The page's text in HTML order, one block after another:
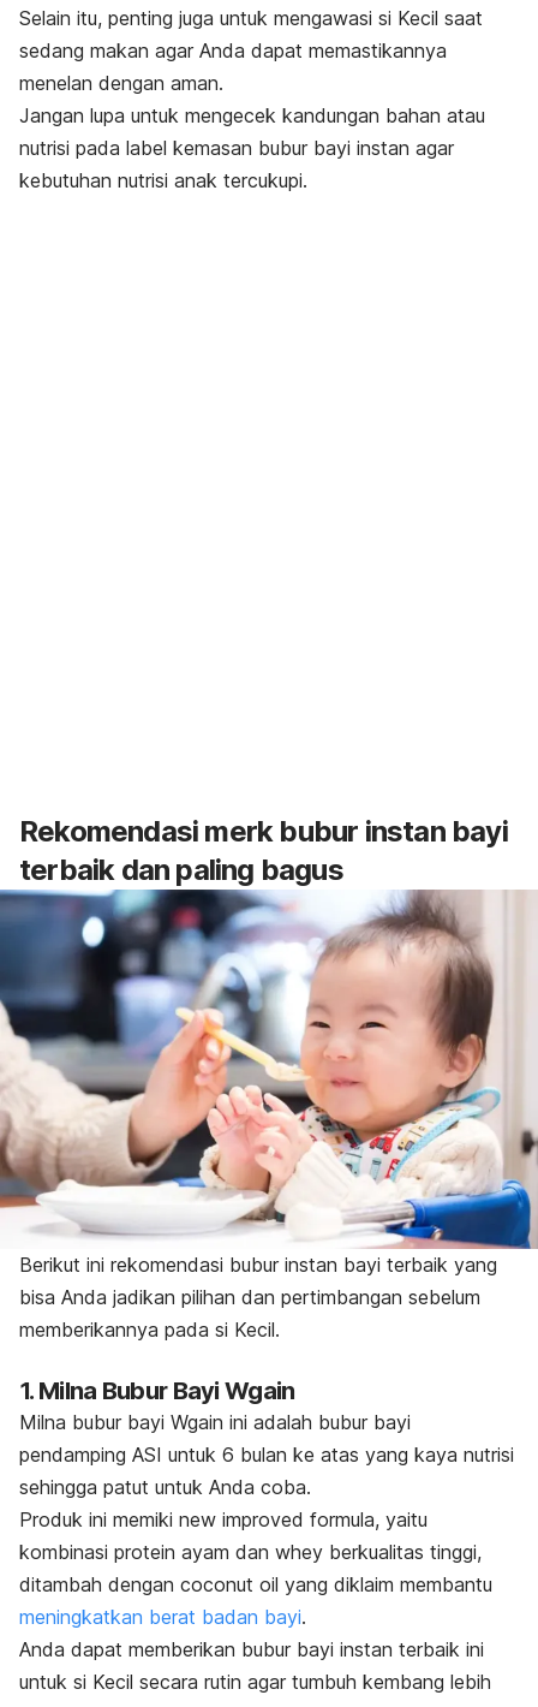
Selain itu, penting juga untuk mengawasi si Kecil saat
sedang makan agar Anda dapat memastikannya
menelan dengan aman.
Jangan lupa untuk mengecek kandungan bahan atau
nutrisi pada label kemasan bubur bayi instan agar
kebutuhan nutrisi anak tercukupi.
Rekomendasi merkbubur instan bayi
terbaik dan paling bagus
Berikut ini rekomendasi bubur instan bayi terbaik yang
bisa Anda jadikan pilihan dan pertimbangan sebelum
memberikannya pada si Kecil.
1. Milna Bubur Bayi Wgain
Milna bubur bayi Wgain ini adalah bubur bayi
pendamping ASI untuk 6 bulan ke atas yang kaya nutrisi
sehingga patut untuk Anda coba.
Produk ini memiki new improved formula, yaitu
kombinasi protein ayam dan whey berkualitas tinggi,
ditambah dengan coconut oil yang diklaim membantu
meningkatkan berat badan bayi.
Anda dapat memberikan bubur bayi instan terbaik ini
untuk si Kecil secara rutin agar tumbuh kembang lebih